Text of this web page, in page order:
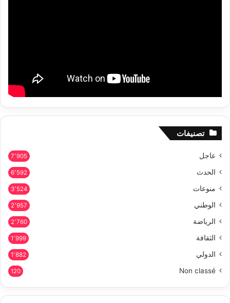
تصنيفات
عاجل 7٬905
الحدث 6٬592
منوعات 3٬524
الوطني 2٬957
الرياضة 2٬760
الثقافة 1٬999
الدولي 1٬882
Non classé
120